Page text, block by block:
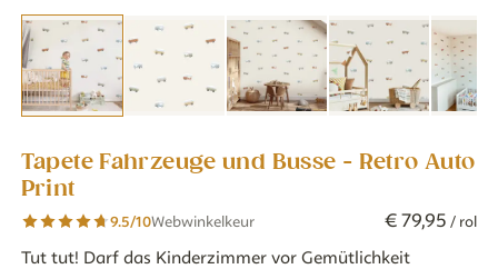
Tapete Fahrzeuge und Busse - Retro Auto
Print
9.5/10Webwinkelkeur €79,95 / rol
Tut tut! Darf das Kinderzimmer vor Gemütlichkeit